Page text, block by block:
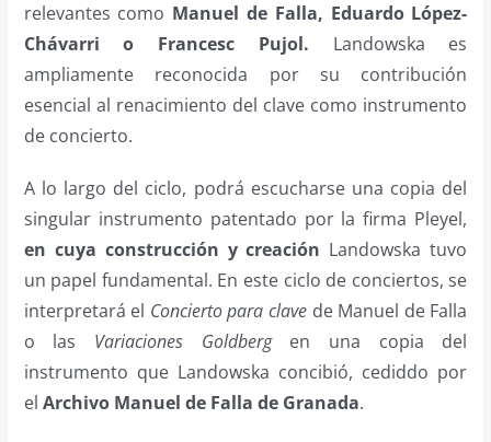
relevantes como Manuel de Falla, Eduardo López-
Chávarri o Francesc Pujol. Landowska es
ampliamente reconocida por su contribución
esencial al renacimiento del clave como instrumento
de concierto.
A lo largo del ciclo, podrá escucharse una copia del
singular instrumento patentado por la firma Pleyel,
en cuya construcción y creación Landowska tuvo
un papel fundamental. En este ciclo de conciertos, se
interpretará el Concierto para clave de Manuel de Falla
o las Variaciones Goldbergen una copia del
instrumento que Landowska concibió, cediddo por
el Archivo Manuel de Falla de Granada.